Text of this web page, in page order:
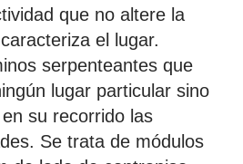
que no altere la
el lugar.
serpenteantes que
lugar particular sino
su recorrido las
Se trata de módulos